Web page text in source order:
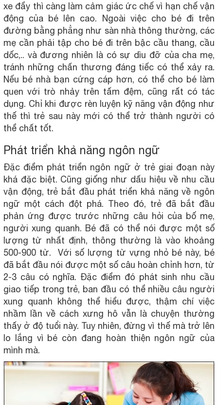
xe đẩy thì càng làm cảm giác ức chế vì hạn chế vận
động của bé lên cao. Ngoài việc cho bé đi trên
đường bằng phẳng như sàn nhà thông thường, các
mẹ cần phải tập cho bé đi trên bậc cầu thang, cầu
dốc,.. và đương nhiên là có sự dìu đỡ của cha mẹ,
tránh những chấn thương đáng tiếc có thể xảy ra.
Nếu bé nhà bạn cứng cáp hơn, có thể cho bé làm
quen với trò nhảy trên tấm đệm, cũng rất có tác
dụng. Chỉ khi được rèn luyện kỹ năng vận động như
thế thì trẻ sau này mới có thể trở thành người có
thể chất tốt.
Phát triển khả năng ngôn ngữ
Đặc điểm phát triển ngôn ngữ ở trẻ giai đoạn này
khá đặc biệt. Cũng giống như dấu hiệu về nhu cầu
vận động, trẻ bắt đầu phát triển khả năng về ngôn
ngữ một cách đột phá. Theo đó, trẻ đã bắt đầu
phản ứng được trước những câu hỏi của bố mẹ,
người xung quanh. Bé đã có thể nói được một số
lượng từ nhất định, thông thường là vào khoảng
500-900 từ. Với số lượng từ vựng nhỏ bé này, bé
đã bắt đầu nói được một số câu hoàn chỉnh hơn, từ
2-3 câu có nghĩa. Đặc điểm đó phát sinh nhu cầu
giao tiếp trong trẻ, ban đầu có thể nhiều câu người
xung quanh không thể hiểu được, thậm chí việc
nhầm lần về cách xưng hô vẫn là chuyện thường
thấy ở độ tuổi này. Tuy nhiên, đừng vì thế mà trở lên
lo lắng vì bé còn đang hoàn thiện ngôn ngữ của
mình mà.